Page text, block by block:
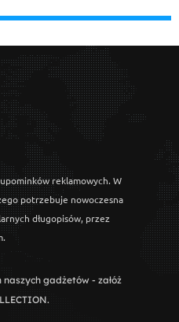
reklamowych. W
potrzebuje nowoczesna
długopisów, przez
gadżetów - załóż